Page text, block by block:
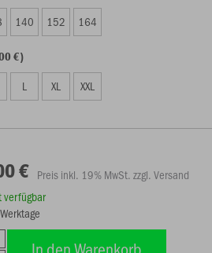
140 152 164
€)
L XL XXL
€ Preis inkl. 19% MwSt. zzgl. Versand
verfügbar